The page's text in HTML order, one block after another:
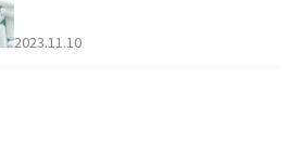
2023.11.10